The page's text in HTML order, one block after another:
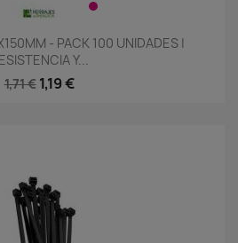
- PACK 100 UNIDADES |
Y...
1,71 € 1,19 €